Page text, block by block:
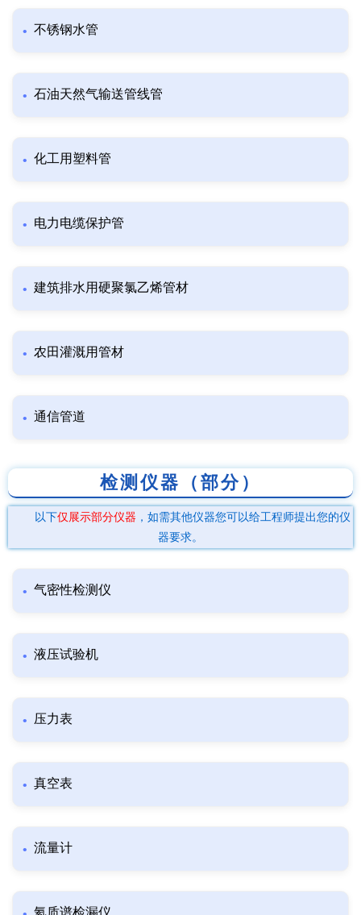
不锈钢水管
石油天然气输送管线管
化工用塑料管
电力电缆保护管
建筑排水用硬聚氯乙烯管材
农田灌溉用管材
通信管道
检测仪器（部分）
以下仅展示部分仪器 ，如需其他仪器您可以给工程师提出您的仪
器要求。
气密性检测仪
液压试验机
压力表
真空表
流量计